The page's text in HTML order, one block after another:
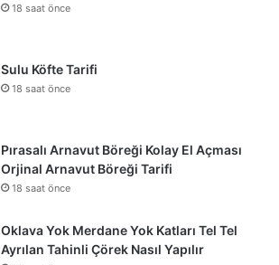
18 saat önce
Sulu Köfte Tarifi
18 saat önce
Pırasalı Arnavut Böreği Kolay El Açması
Orjinal Arnavut Böreği Tarifi
18 saat önce
Oklava Yok Merdane Yok Katları Tel Tel
Ayrılan Tahinli Çörek Nasıl Yapılır